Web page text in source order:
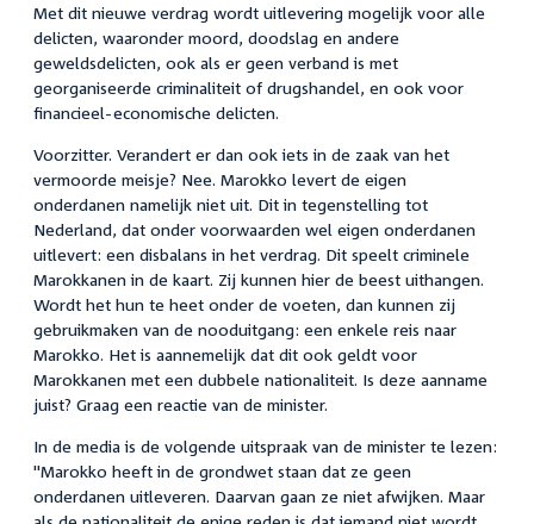
Met dit nieuwe verdrag wordt uitlevering mogelijk voor alle
delicten, waaronder moord, doodslag en andere
geweldsdelicten, ook als er geen verband is met
georganiseerde criminaliteit of drugshandel, en ook voor
financieel-economische delicten.
Voorzitter. Verandert er dan ook iets in de zaak van het
vermoorde meisje? Nee. Marokko levert de eigen
onderdanen namelijk niet uit. Dit in tegenstelling tot
Nederland, dat onder voorwaarden wel eigen onderdanen
uitlevert: een disbalans in het verdrag. Dit speelt criminele
Marokkanen in de kaart. Zij kunnen hier de beest uithangen.
Wordt het hun te heet onder de voeten, dan kunnen zij
gebruikmaken van de nooduitgang: een enkele reis naar
Marokko. Het is aannemelijk dat dit ook geldt voor
Marokkanen met een dubbele nationaliteit. Is deze aanname
juist? Graag een reactie van de minister.
In de media is de volgende uitspraak van de minister te lezen:
"Marokko heeft in de grondwet staan dat ze geen
onderdanen uitleveren. Daarvan gaan ze niet afwijken. Maar